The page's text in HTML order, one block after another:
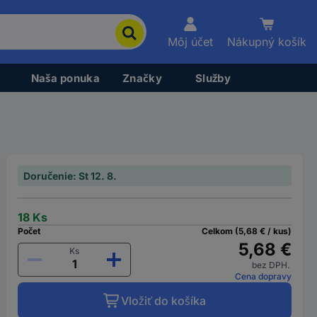
Môj účet Nákupný košík
Naša ponuka Značky Služby
Doručenie: St 12. 8.
18 Ks
Počet
Ks
Celkom (5,68 € / kus)
5,68 €
bez DPH.
Cena dopravy
Vložiť do košíka